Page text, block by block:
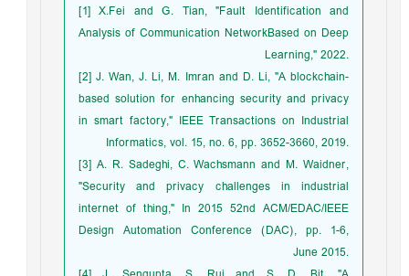
‎[1]‎ X.Fei and G. Tian, "Fault Identification and
‎Analysis of Communication NetworkBased ‎on Deep
Learning," 2022.‎
‎[2]‎ J. Wan, J. Li, M. Imran and D. Li, "A ‎blockchain-
based solution for enhancing ‎security and privacy
in smart factory," IEEE ‎Transactions on Industrial
Informatics, vol. ‎‎15, no. 6, pp. 3652-3660, 2019.‎
‎[3]‎ A. R. Sadeghi, C. Wachsmann and M. ‎Waidner,
"Security and privacy challenges in ‎industrial
internet of thing," In 2015 52nd ‎ACM/EDAC/IEEE
Design Automation ‎Conference (DAC), pp. 1-6,
June 2015.‎